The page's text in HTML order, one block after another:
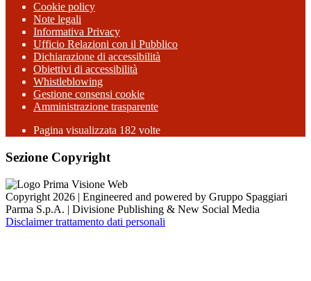
Cookie policy
Note legali
Informativa Privacy
Ufficio Relazioni con il Pubblico
Dichiarazione di accessibilità
Obiettivi di accessibilità
Whistleblowing
Gestione consensi cookie
Amministrazione trasparente
Pagina visualizzata 182 volte
Sezione Copyright
Copyright 2026 | Engineered and powered by Gruppo Spaggiari
Parma S.p.A. | Divisione Publishing & New Social Media
Disclaimer trattamento dati personali